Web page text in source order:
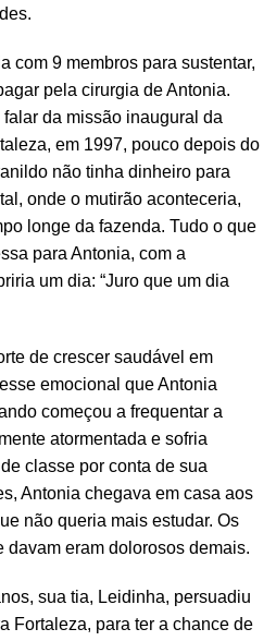
com 9 membros para sustentar,
pela cirurgia de Antonia.
da missão inaugural da
em 1997, pouco depois do
não tinha dinheiro para
onde o mutirão aconteceria,
longe da fazenda. Tudo o que
para Antonia, com a
um dia: “Juro que um dia
de crescer saudável em
emocional que Antonia
começou a frequentar a
atormentada e sofria
classe por conta de sua
Antonia chegava em casa aos
não queria mais estudar. Os
eram dolorosos demais.
sua tia, Leidinha, persuadiu
Fortaleza, para ter a chance de